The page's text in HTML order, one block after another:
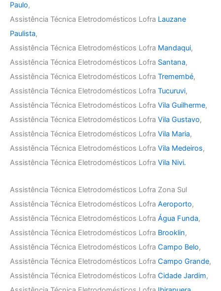
Paulo,
Assistência Técnica Eletrodomésticos Lofra Lauzane
Paulista,
Assistência Técnica Eletrodomésticos Lofra Mandaqui,
Assistência Técnica Eletrodomésticos Lofra Santana,
Assistência Técnica Eletrodomésticos Lofra Tremembé,
Assistência Técnica Eletrodomésticos Lofra Tucuruvi,
Assistência Técnica Eletrodomésticos Lofra Vila Guilherme,
Assistência Técnica Eletrodomésticos Lofra Vila Gustavo,
Assistência Técnica Eletrodomésticos Lofra Vila Maria,
Assistência Técnica Eletrodomésticos Lofra Vila Medeiros,
Assistência Técnica Eletrodomésticos Lofra Vila Nivi.
Assistência Técnica Eletrodomésticos Lofra Zona Sul
Assistência Técnica Eletrodomésticos Lofra Aeroporto,
Assistência Técnica Eletrodomésticos Lofra Água Funda,
Assistência Técnica Eletrodomésticos Lofra Brooklin,
Assistência Técnica Eletrodomésticos Lofra Campo Belo,
Assistência Técnica Eletrodomésticos Lofra Campo Grande,
Assistência Técnica Eletrodomésticos Lofra Cidade Jardim,